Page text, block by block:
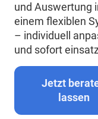
und Auswertung
einem flexiblen
– individuell
und sofort
Jetzt
lassen